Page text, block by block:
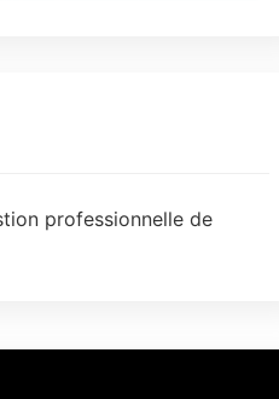
professionnelle de